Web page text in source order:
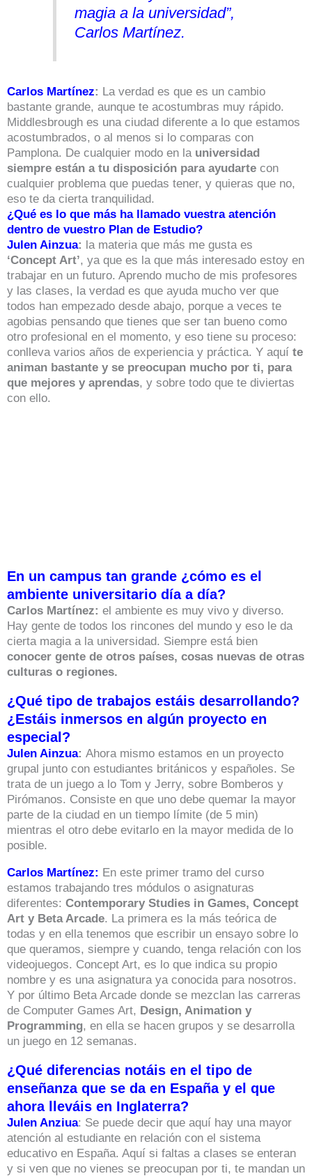
magia a la universidad”,
Carlos Martínez.
Carlos Martínez: La verdad es que es un cambio
bastante grande, aunque te acostumbras muy rápido.
Middlesbrough es una ciudad diferente a lo que estamos
acostumbrados, o al menos si lo comparas con
Pamplona. De cualquier modo en la universidad
siempre están a tu disposición para ayudarte con
cualquier problema que puedas tener, y quieras que no,
eso te da cierta tranquilidad.
¿Qué es lo que más ha llamado vuestra atención
dentro de vuestro Plan de Estudio?
Julen Ainzua: la materia que más me gusta es
‘Concept Art’, ya que es la que más interesado estoy en
trabajar en un futuro. Aprendo mucho de mis profesores
y las clases, la verdad es que ayuda mucho ver que
todos han empezado desde abajo, porque a veces te
agobias pensando que tienes que ser tan bueno como
otro profesional en el momento, y eso tiene su proceso:
conlleva varios años de experiencia y práctica. Y aquí te
animan bastante y se preocupan mucho por ti, para
que mejores y aprendas, y sobre todo que te diviertas
con ello.
En un campus tan grande ¿cómo es el
ambiente universitario día a día?
Carlos Martínez: el ambiente es muy vivo y diverso.
Hay gente de todos los rincones del mundo y eso le da
cierta magia a la universidad. Siempre está bien
conocer gente de otros países, cosas nuevas de otras
culturas o regiones.
¿Qué tipo de trabajos estáis desarrollando?
¿Estáis inmersos en algún proyecto en
especial?
Julen Ainzua: Ahora mismo estamos en un proyecto
grupal junto con estudiantes británicos y españoles. Se
trata de un juego a lo Tom y Jerry, sobre Bomberos y
Pirómanos. Consiste en que uno debe quemar la mayor
parte de la ciudad en un tiempo límite (de 5 min)
mientras el otro debe evitarlo en la mayor medida de lo
posible.
Carlos Martínez: En este primer tramo del curso
estamos trabajando tres módulos o asignaturas
diferentes: Contemporary Studies in Games, Concept
Art y Beta Arcade. La primera es la más teórica de
todas y en ella tenemos que escribir un ensayo sobre lo
que queramos, siempre y cuando, tenga relación con los
videojuegos. Concept Art, es lo que indica su propio
nombre y es una asignatura ya conocida para nosotros.
Y por último Beta Arcade donde se mezclan las carreras
de Computer Games Art, Design, Animation y
Programming, en ella se hacen grupos y se desarrolla
un juego en 12 semanas.
¿Qué diferencias notáis en el tipo de
enseñanza que se da en España y el que
ahora lleváis en Inglaterra?
Julen Anziua: Se puede decir que aquí hay una mayor
atención al estudiante en relación con el sistema
educativo en España. Aquí si faltas a clases se enteran
y si ven que no vienes se preocupan por ti, te mandan un